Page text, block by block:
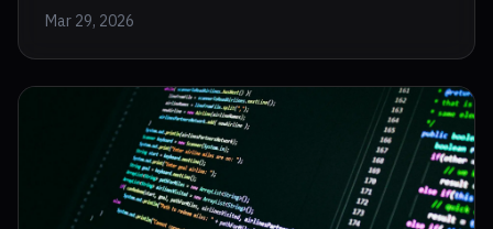
Mar 29, 2026